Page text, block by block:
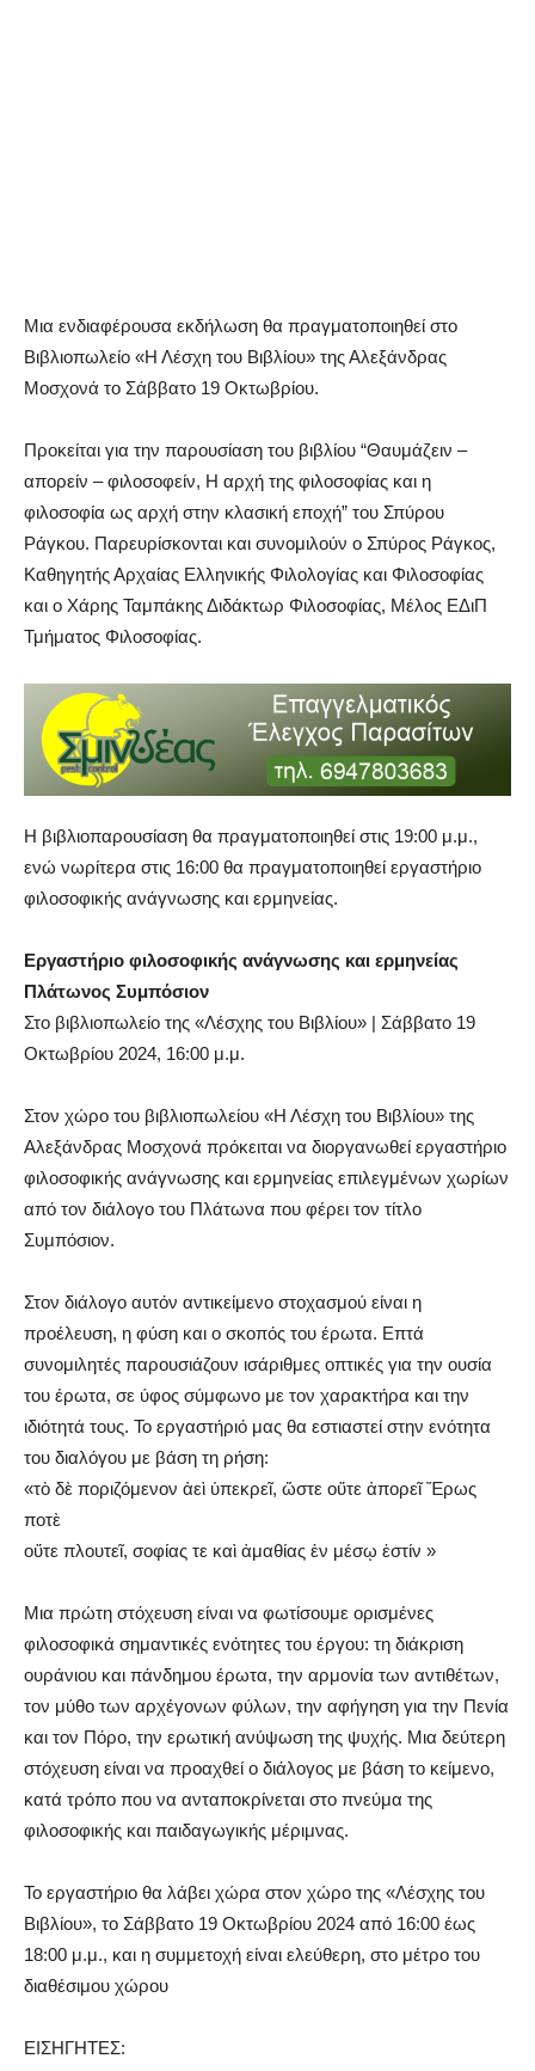
Mια ενδιαφέρουσα εκδήλωση θα πραγματοποιηθεί στο
Βιβλιοπωλείο «Η Λέσχη του Βιβλίου» της Αλεξάνδρας
Μοσχονά το Σάββατο 19 Οκτωβρίου.
Προκείται για την παρουσίαση του βιβλίου “Θαυμάζειν –
απορείν – φιλοσοφείν, Η αρχή της φιλοσοφίας και η
φιλοσοφία ως αρχή στην κλασική εποχή” του Σπύρου
Ράγκου. Παρευρίσκονται και συνομιλούν ο Σπύρος Ράγκος,
Καθηγητής Αρχαίας Ελληνικής Φιλολογίας και Φιλοσοφίας
και ο Χάρης Ταμπάκης Διδάκτωρ Φιλοσοφίας, Μέλος ΕΔιΠ
Τμήματος Φιλοσοφίας.
Η βιβλιοπαρουσίαση θα πραγματοποιηθεί στις 19:00 μ.μ.,
ενώ νωρίτερα στις 16:00 θα πραγματοποιηθεί εργαστήριο
φιλοσοφικής ανάγνωσης και ερμηνείας.
Εργαστήριο φιλοσοφικής ανάγνωσης και ερμηνείας
Πλάτωνος Συμπόσιον
Στο βιβλιοπωλείο της «Λέσχης του Βιβλίου» | Σάββατο 19
Οκτωβρίου 2024, 16:00 μ.μ.
Στον χώρο του βιβλιοπωλείου «Η Λέσχη του Βιβλίου» της
Αλεξάνδρας Μοσχονά πρόκειται να διοργανωθεί εργαστήριο
φιλοσοφικής ανάγνωσης και ερμηνείας επιλεγμένων χωρίων
από τον διάλογο του Πλάτωνα που φέρει τον τίτλο
Συμπόσιον.
Στον διάλογο αυτόν αντικείμενο στοχασμού είναι η
προέλευση, η φύση και ο σκοπός του έρωτα. Επτά
συνομιλητές παρουσιάζουν ισάριθμες οπτικές για την ουσία
του έρωτα, σε ύφος σύμφωνο με τον χαρακτήρα και την
ιδιότητά τους. Το εργαστήριό μας θα εστιαστεί στην ενότητα
του διαλόγου με βάση τη ρήση:
«τὸ δὲ ποριζόμενον ἀεὶ ὑπεκρεῖ, ὥστε οὔτε ἀπορεῖ Ἔρως
ποτὲ
οὔτε πλουτεῖ, σοφίας τε καὶ ἀμαθίας ἐν μέσῳ ἐστίν »
Μια πρώτη στόχευση είναι να φωτίσουμε ορισμένες
φιλοσοφικά σημαντικές ενότητες του έργου: τη διάκριση
ουράνιου και πάνδημου έρωτα, την αρμονία των αντιθέτων,
τον μύθο των αρχέγονων φύλων, την αφήγηση για την Πενία
και τον Πόρο, την ερωτική ανύψωση της ψυχής. Μια δεύτερη
στόχευση είναι να προαχθεί ο διάλογος με βάση το κείμενο,
κατά τρόπο που να ανταποκρίνεται στο πνεύμα της
φιλοσοφικής και παιδαγωγικής μέριμνας.
Το εργαστήριο θα λάβει χώρα στον χώρο της «Λέσχης του
Βιβλίου», το Σάββατο 19 Οκτωβρίου 2024 από 16:00 έως
18:00 μ.μ., και η συμμετοχή είναι ελεύθερη, στο μέτρο του
διαθέσιμου χώρου
ΕΙΣΗΓΗΤΕΣ: